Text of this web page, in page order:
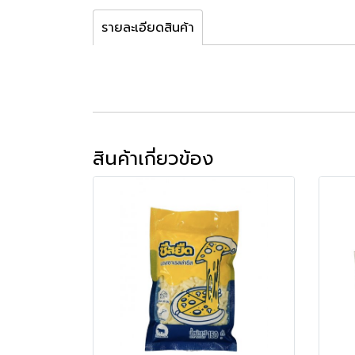
รายละเอียดสินค้า
สินค้าเกี่ยวข้อง